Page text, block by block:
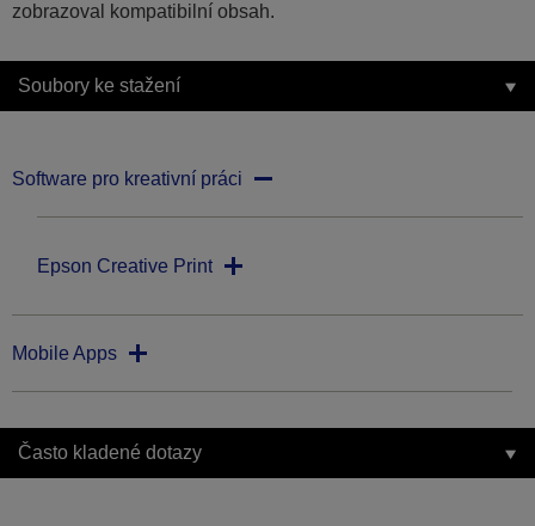
zobrazoval kompatibilní obsah.
Soubory ke stažení
Software pro kreativní práci
Epson Creative Print
Mobile Apps
Často kladené dotazy